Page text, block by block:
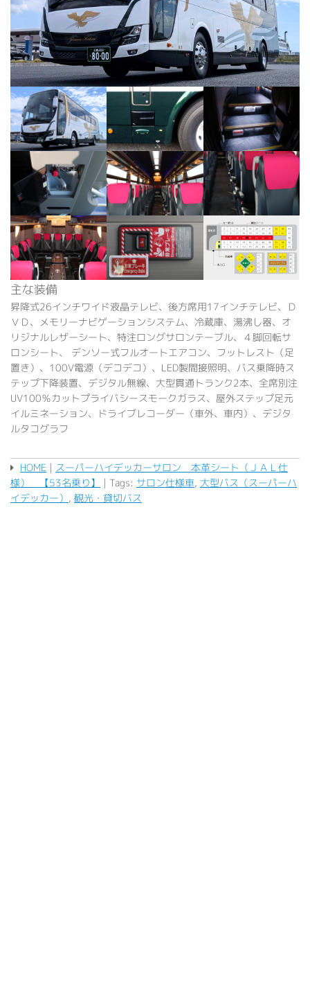
主な装備
昇降式26インチワイド液晶テレビ、後方席用17インチテレビ、Ｄ
ＶＤ、メモリーナビゲーションシステム、冷蔵庫、湯沸し器、オ
リジナルレザーシート、特注ロングサロンテーブル、４脚回転サ
ロンシート、 デンソー式フルオートエアコン、フットレスト（足
置き）、100V電源（デコデコ）、LED製間接照明、バス乗降時ス
テップ下降装置、デジタル無線、大型貫通トランク2本、全席別注
UV100％カットプライバシースモークガラス、屋外ステップ足元
イルミネーション、ドライブレコーダー（車外、車内）、デジタ
ルタコグラフ
HOME | スーパーハイデッカーサロン 本革シート（ＪＡＬ仕
様） 【53名乗り】
| Tags: サロン仕様車, 大型バス（スーパーハ
イデッカー） , 観光・貸切バス